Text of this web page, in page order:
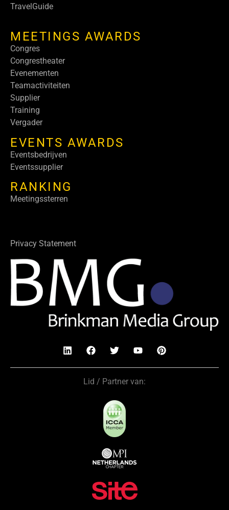
TravelGuide
MEETINGS AWARDS
Congres
Congrestheater
Evenementen
Teamactiviteiten
Supplier
Training
Vergader
EVENTS AWARDS
Eventsbedrijven
Eventssupplier
RANKING
Meetingssterren
Privacy Statement
Lid / Partner van: